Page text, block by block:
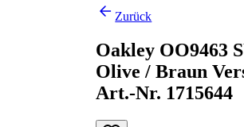
Zurück
Oakley OO9463
Olive / Braun
Art.-Nr. 1715644